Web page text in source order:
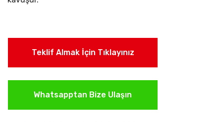
Teklif Almak İçin Tıklayınız
Whatsapptan Bize Ulaşın